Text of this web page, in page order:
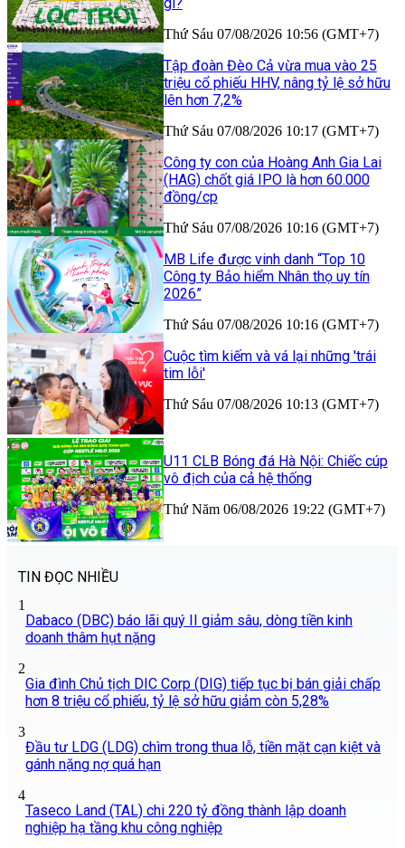
Thứ Sáu 07/08/2026 10:56 (GMT+7)
Tập đoàn Đèo Cả vừa mua vào 25
triệu cổ phiếu HHV, nâng tỷ lệ sở hữu
lên hơn 7,2%
Thứ Sáu 07/08/2026 10:17 (GMT+7)
Công ty con của Hoàng Anh Gia Lai
(HAG) chốt giá IPO là hơn 60.000
đồng/cp
Thứ Sáu 07/08/2026 10:16 (GMT+7)
MB Life được vinh danh “Top 10
Công ty Bảo hiểm Nhân thọ uy tín
2026”
Thứ Sáu 07/08/2026 10:16 (GMT+7)
Cuộc tìm kiếm và vá lại những 'trái
tim lỗi'
Thứ Sáu 07/08/2026 10:13 (GMT+7)
U11 CLB Bóng đá Hà Nội: Chiếc cúp
vô địch của cả hệ thống
Thứ Năm 06/08/2026 19:22 (GMT+7)
TIN ĐỌC NHIỀU
1
Dabaco (DBC) báo lãi quý II giảm sâu, dòng tiền kinh
doanh thâm hụt nặng
2
Gia đình Chủ tịch DIC Corp (DIG) tiếp tục bị bán giải chấp
hơn 8 triệu cổ phiếu, tỷ lệ sở hữu giảm còn 5,28%
3
Đầu tư LDG (LDG) chìm trong thua lỗ, tiền mặt cạn kiệt và
gánh nặng nợ quá hạn
4
Taseco Land (TAL) chi 220 tỷ đồng thành lập doanh
nghiệp hạ tầng khu công nghiệp